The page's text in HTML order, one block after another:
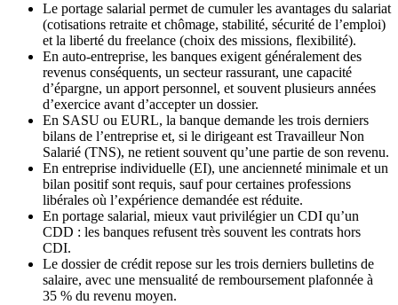
Le portage salarial permet de cumuler les avantages du salariat
(cotisations retraite et chômage, stabilité, sécurité de l’emploi)
et la liberté du freelance (choix des missions, flexibilité).
En auto-entreprise, les banques exigent généralement des
revenus conséquents, un secteur rassurant, une capacité
d’épargne, un apport personnel, et souvent plusieurs années
d’exercice avant d’accepter un dossier.
En SASU ou EURL, la banque demande les trois derniers
bilans de l’entreprise et, si le dirigeant est Travailleur Non
Salarié (TNS), ne retient souvent qu’une partie de son revenu.
En entreprise individuelle (EI), une ancienneté minimale et un
bilan positif sont requis, sauf pour certaines professions
libérales où l’expérience demandée est réduite.
En portage salarial, mieux vaut privilégier un CDI qu’un
CDD : les banques refusent très souvent les contrats hors
CDI.
Le dossier de crédit repose sur les trois derniers bulletins de
salaire, avec une mensualité de remboursement plafonnée à
35 % du revenu moyen.